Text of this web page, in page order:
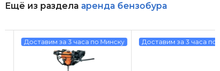
Ещё из раздела аренда бензобура
Доставим за 3 часа по Минску Доставим за 3 часа по